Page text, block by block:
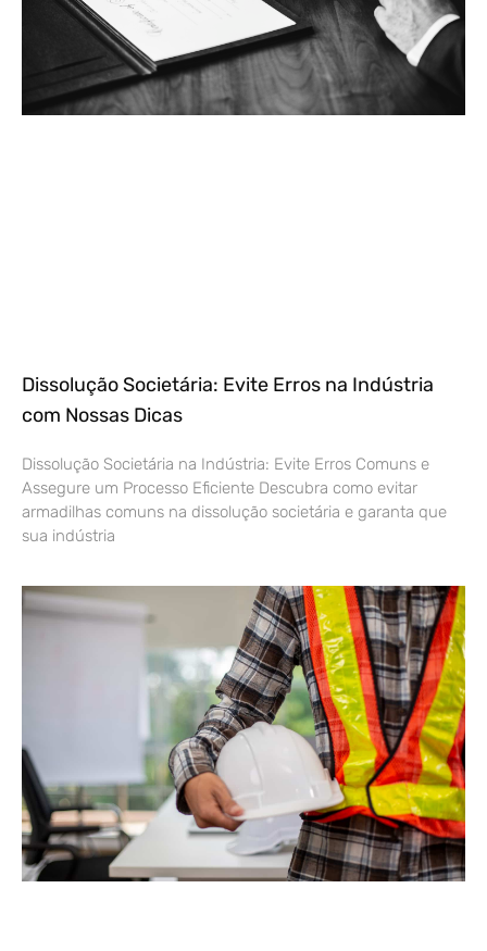
Dissolução Societária: Evite Erros na Indústria
com Nossas Dicas
Dissolução Societária na Indústria: Evite Erros Comuns e
Assegure um Processo Eficiente Descubra como evitar
armadilhas comuns na dissolução societária e garanta que
sua indústria